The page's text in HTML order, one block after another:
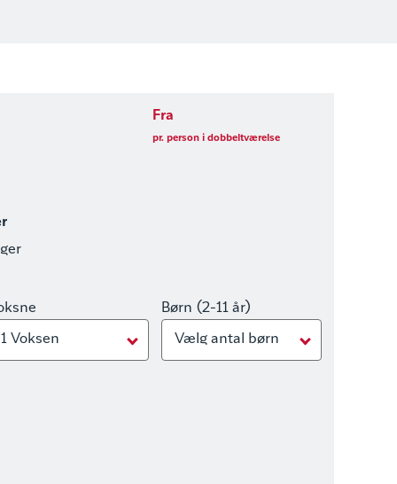
Fra
pr. person i dobbeltværelse
1 Voksen
Børn (2-11 år)
Vælg antal børn